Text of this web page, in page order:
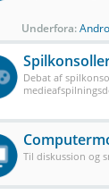
Underfora:
Debat af
Til diskussion og